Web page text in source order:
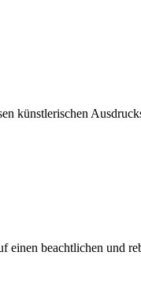
künstlerischen
beachtlichen und